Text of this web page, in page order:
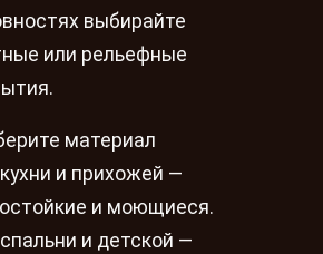
выбирайте
или рельефные
материал
и прихожей —
и моющиеся.
и детской —